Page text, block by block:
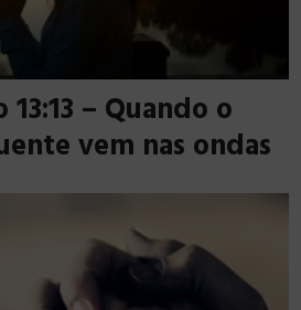
– Quando o
vem nas ondas